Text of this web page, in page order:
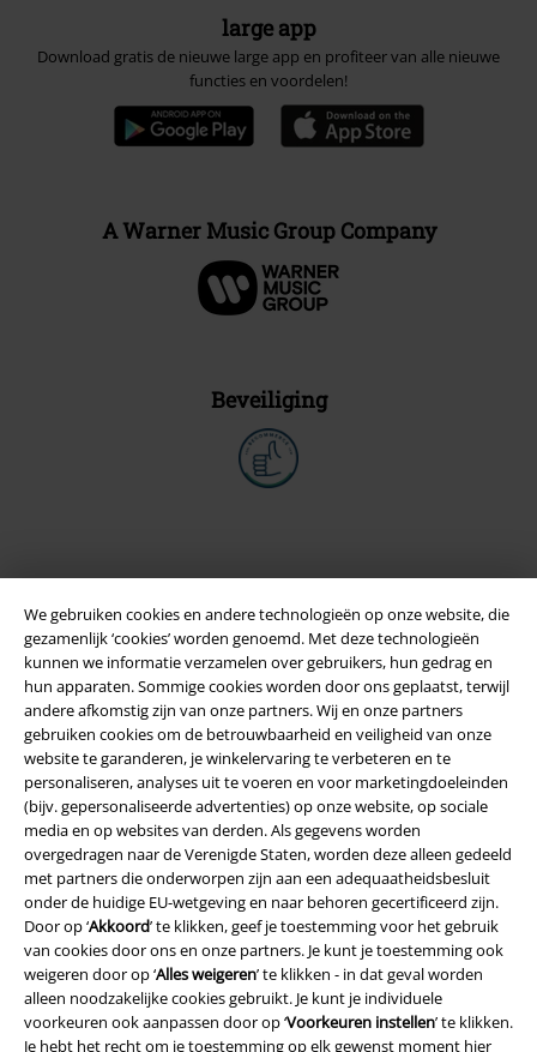
We gebruiken cookies en andere technologieën op onze website, die
gezamenlijk ‘cookies’ worden genoemd. Met deze technologieën
kunnen we informatie verzamelen over gebruikers, hun gedrag en
hun apparaten. Sommige cookies worden door ons geplaatst, terwijl
andere afkomstig zijn van onze partners. Wij en onze partners
gebruiken cookies om de betrouwbaarheid en veiligheid van onze
website te garanderen, je winkelervaring te verbeteren en te
personaliseren, analyses uit te voeren en voor marketingdoeleinden
(bijv. gepersonaliseerde advertenties) op onze website, op sociale
media en op websites van derden. Als gegevens worden
overgedragen naar de Verenigde Staten, worden deze alleen gedeeld
met partners die onderworpen zijn aan een adequaatheidsbesluit
onder de huidige EU-wetgeving en naar behoren gecertificeerd zijn.
Door op ‘Akkoord’ te klikken, geef je toestemming voor het gebruik
van cookies door ons en onze partners. Je kunt je toestemming ook
weigeren door op ‘Alles weigeren’ te klikken - in dat geval worden
alleen noodzakelijke cookies gebruikt. Je kunt je individuele
voorkeuren ook aanpassen door op ‘Voorkeuren instellen’ te klikken.
Je hebt het recht om je toestemming op elk gewenst moment hier
large app
Download gratis de nieuwe large app en profiteer van alle nieuwe
functies en voordelen!
A Warner Music Group Company
Beveiliging
Legal
Algemene Voorwaarden
Bedrijfsgegevens
Privacyverklaring
Verklaring van conformiteit
Informatie over toegankelijkheid